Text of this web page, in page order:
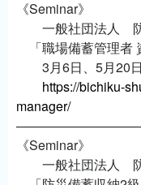
《Seminar》
一般社団法人 防
「職場備蓄管理者
3月6日、5月20日
https://bichiku-
manager/
《Seminar》
一般社団法人 防